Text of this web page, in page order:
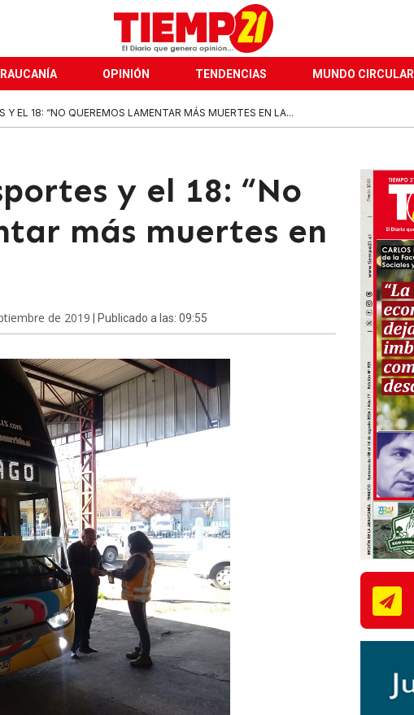
OPINIÓN TENDENCIAS MUNDO CIRCULAR
Y EL 18: “NO QUEREMOS LAMENTAR MÁS MUERTES EN LA...
y el 18: “No
más muertes en
de 2019 | Publicado a las: 09:55